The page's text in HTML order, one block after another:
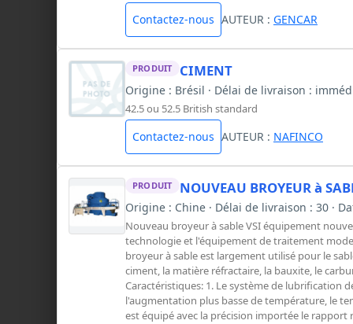
Contactez-nous AUTEUR : GENCAR
PRODUIT CIMENT
Origine : Brésil · Délai de livraison :
42.5 ou 52.5 British standard
Contactez-nous AUTEUR : NAFINCO
PRODUIT NOUVEAU BROYEUR à
Origine : Chine · Délai de livraison : 30 ·
Nouveau broyeur à sable VSI équipement
technologie et l'équipement de traitement
broyeur à sable est largement utilisé pour le
ciment, la matière réfractaire, la bauxite, le
Caractéristiques: 1. Le système de lubrification
l'augmentation plus basse de température, le
est équipé avec la précision importée le